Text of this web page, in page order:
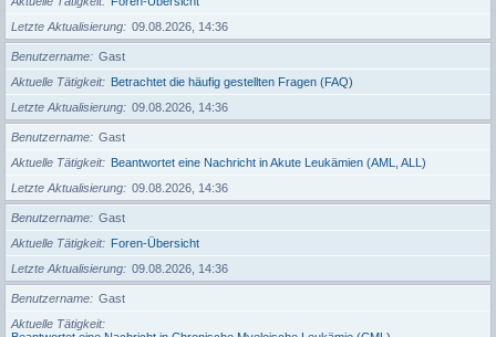
Letzte Aktualisierung
09.08.2026, 14:36
Benutzername
Gast
Aktuelle Tätigkeit
Betrachtet die häufig gestellten Fragen (FAQ)
Letzte Aktualisierung
09.08.2026, 14:36
Benutzername
Gast
Aktuelle Tätigkeit
Beantwortet eine Nachricht in Akute Leukämien (AML, ALL)
Letzte Aktualisierung
09.08.2026, 14:36
Benutzername
Gast
Aktuelle Tätigkeit
Foren-Übersicht
Letzte Aktualisierung
09.08.2026, 14:36
Benutzername
Gast
Aktuelle Tätigkeit